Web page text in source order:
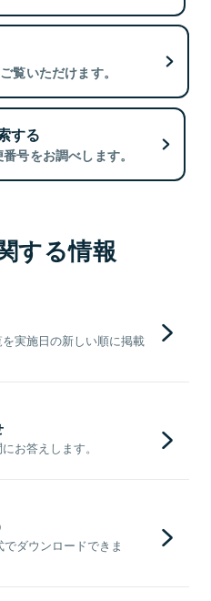
覧いただけます。
する
号をお調べします。
する情報
実施日の新しい順に掲載
お答えします。
ダウンロードできま